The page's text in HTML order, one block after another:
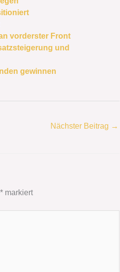
vorderster Front
und
gewinnen
Nächster Beitrag →
* markiert